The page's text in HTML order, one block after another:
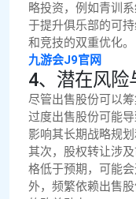
略投资，例如青训
于提升俱乐部的可
和竞技的双重优化。
九游会J9官网
4、潜在风险
尽管出售股份可以
过度出售股份可能
影响其长期战略规划
其次，股权转让涉
格低于预期，可能
外，频繁依赖出售